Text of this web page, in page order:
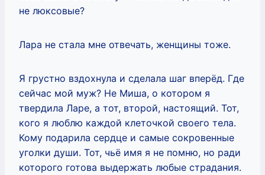
не люксовые?
Лара не стала мне отвечать, женщины тоже.
Я грустно вздохнула и сделала шаг вперёд. Где
сейчас мой муж? Не Миша, о котором я
твердила Ларе, а тот, второй, настоящий. Тот,
кого я люблю каждой клеточкой своего тела.
Кому подарила сердце и самые сокровенные
уголки души. Тот, чьё имя я не помню, но ради
которого готова выдержать любые страдания.